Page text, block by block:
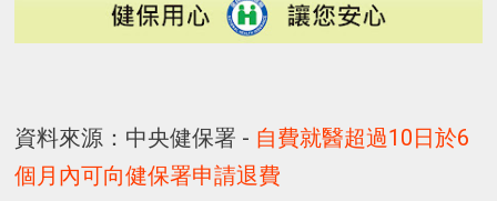
資料來源：中央健保署 - 自費就醫超過10日於6
個月內可向健保署申請退費